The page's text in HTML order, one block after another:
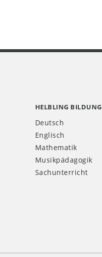
HELBLING BILDUNG
Deutsch
Englisch
Mathematik
Musikpädagogik
Sachunterricht